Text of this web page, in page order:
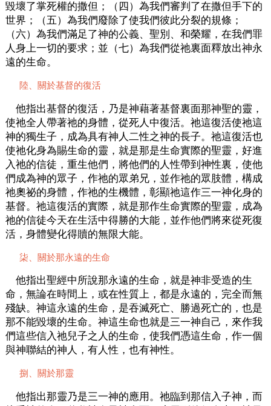
毀壞了掌死權的撒但；（四）為我們審判了在撒但手下的
世界；（五）為我們廢除了使我們彼此分裂的規條；
（六）為我們滿足了神的公義、聖別、和榮耀，在我們罪
人身上一切的要求；並（七）為我們從祂裏面釋放出神永
遠的生命。
陸、關於基督的復活
他指出基督的復活，乃是神藉著基督裏面那神聖的靈，
使祂全人帶著祂的身體，從死人中復活。祂這復活使祂這
神的獨生子，成為具有神人二性之神的長子。祂這復活也
使祂化身為賜生命的靈，就是那是生命實際的聖靈，好進
入祂的信徒，重生他們，將他們的人性帶到神性裏，使他
們成為神的眾子，作祂的眾弟兄，並作祂的眾肢體，構成
祂奧祕的身體，作祂的生機體，彰顯祂這作三一神化身的
基督。祂這復活的實際，就是那作生命實際的聖靈，成為
祂的信徒今天在生活中得勝的大能，並作他們將來從死復
活，身體變化得贖的無限大能。
柒、關於那永遠的生命
他指出聖經中所說那永遠的生命，就是神非受造的生
命，無論在時間上，或在性質上，都是永遠的，完全而無
殘缺。神這永遠的生命，是吞滅死亡、勝過死亡的，也是
那不能毀壞的生命。神這生命也就是三一神自己，來作我
們這些信入祂兒子之人的生命，使我們憑這生命，作一個
與神聯結的神人，有人性，也有神性。
捌、關於那靈
他指出那靈乃是三一神的應用。祂臨到那信入子神，而